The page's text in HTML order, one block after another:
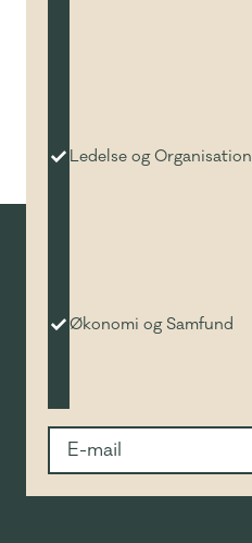
Ledelse og Organisation
Økonomi og Samfund